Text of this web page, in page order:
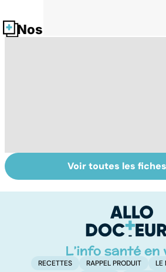
Nos fiches santé
pulmonaire : un
Voir toutes les
RECETTES RAPPEL PRODUIT LE